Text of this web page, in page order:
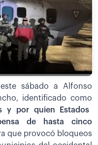
sábado a Alfonso
identificado como
y por quien Estados
de hasta cinco
que provocó bloqueos